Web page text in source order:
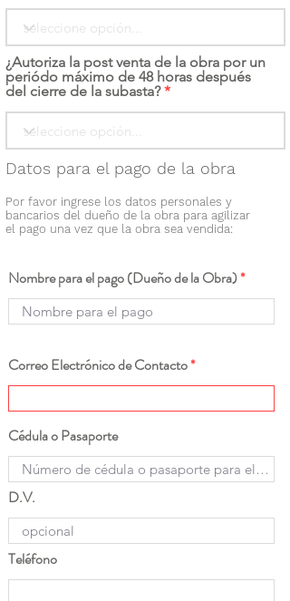
¿Autoriza la post venta de la obra por un
periódo máximo de 48 horas después
del cierre de la subasta?
Datos para el pago de la obra
Por favor ingrese los datos personales y
bancarios del dueño de la obra para agilizar
el pago una vez que la obra sea vendida:
Nombre para el pago (Dueño de la Obra)
Correo Electrónico de Contacto
Cédula o Pasaporte
D.V.
Teléfono